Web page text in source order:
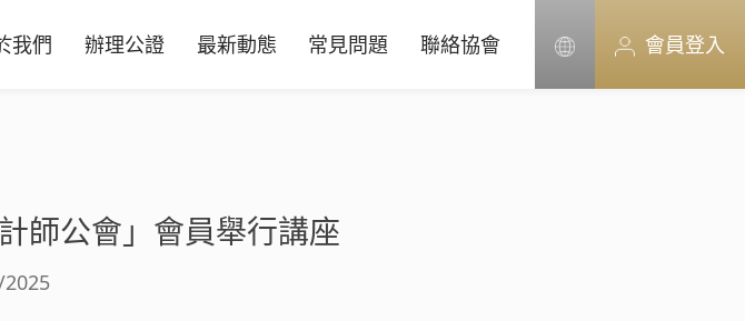
我們 辦理公證 最新動態 常見問題 聯絡協會 會員登入
師公會」會員舉行講座